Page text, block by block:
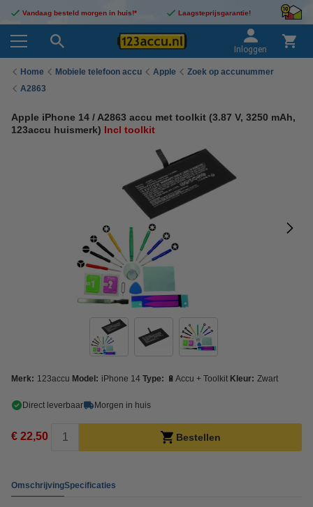
Vandaag besteld morgen in huis!* Laagsteprijsgarantie!
Inloggen
Home Mobiele telefoon accu Apple
Zoek op accunummer
A2863
Apple iPhone 14 / A2863 accu met toolkit (3.87 V, 3250 mAh,
123accu huismerk) Incl toolkit
Merk: 123accu Model: iPhone 14 Type: 🔋Accu + Toolkit Kleur: Zwart
Direct leverbaar Morgen in huis
€ 22,50 Bestellen
OmschrijvingSpecificaties